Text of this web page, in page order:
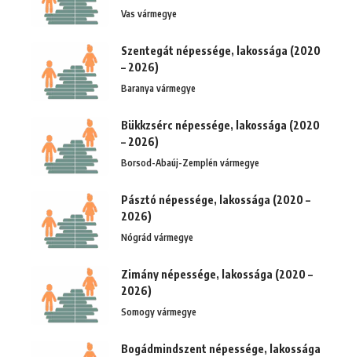
Vas vármegye
Szentegát népessége, lakossága (2020
– 2026)
Baranya vármegye
Bükkzsérc népessége, lakossága (2020
– 2026)
Borsod-Abaúj-Zemplén vármegye
Pásztó népessége, lakossága (2020 –
2026)
Nógrád vármegye
Zimány népessége, lakossága (2020 –
2026)
Somogy vármegye
Bogádmindszent népessége, lakossága